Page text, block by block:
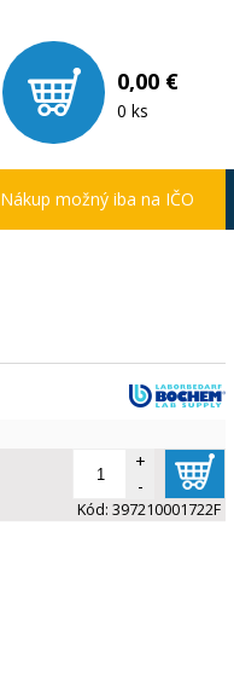
0,00 €
0 ks
+
-
Kód: 397210001722F
Nákup možný iba na IČO